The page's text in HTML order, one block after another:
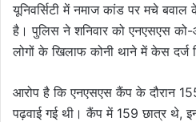
यूनिवर्सिटी में नमाज कांड पर मचे बवाल
है। पुलिस ने शनिवार को एन‌एस‌एस को-
लोगों के खिलाफ कोनी थाने में केस दर्ज
आरोप है कि एन‌एस‌एस कैंप के दौरान
पढ़वाई गई थी। कैंप में 159 छात्र थे,